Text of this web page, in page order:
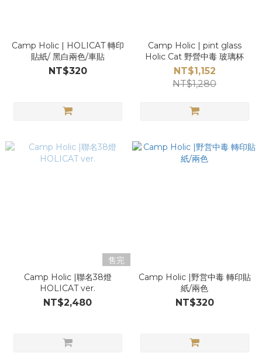
Camp Holic | HOLICAT 轉印
貼紙/ 黑白兩色/車貼
NT$320
Camp Holic | pint glass
Holic Cat 野營中毒 玻璃杯
NT$1,152
NT$1,280
售完
Camp Holic |聯名38燈
HOLICAT ver.
NT$2,480
Camp Holic |野営中毒 轉印貼
紙/兩色
NT$320